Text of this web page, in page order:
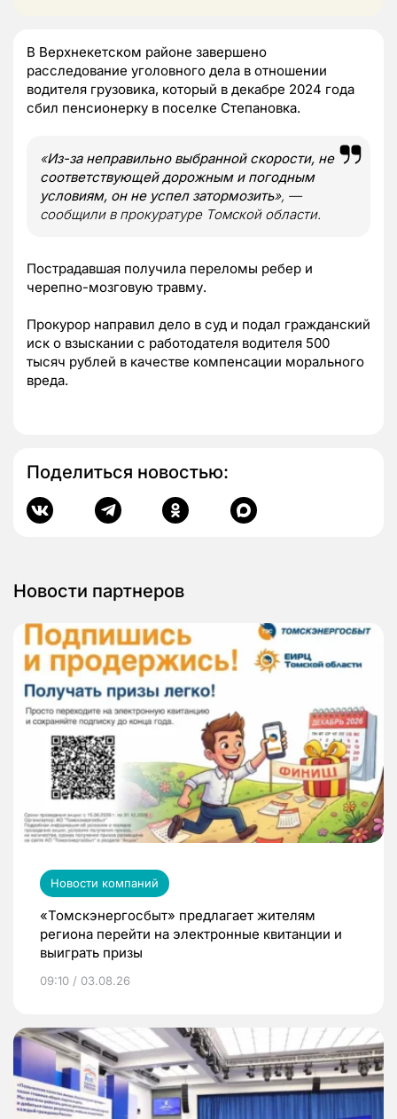
В Верхнекетском районе завершено
расследование уголовного дела в отношении
водителя грузовика, который в декабре 2024 года
сбил пенсионерку в поселке Степановка.
«Из-за неправильно выбранной скорости, не
соответствующей дорожным и погодным
условиям, он не успел затормозить», —
сообщили в прокуратуре Томской области.
Пострадавшая получила переломы ребер и
черепно-мозговую травму.
Прокурор направил дело в суд и подал гражданский
иск о взыскании с работодателя водителя 500
тысяч рублей в качестве компенсации морального
вреда.
Поделиться новостью:
Новости партнеров
Новости компаний
«Томскэнергосбыт» предлагает жителям
региона перейти на электронные квитанции и
выиграть призы
09:10 / 03.08.26